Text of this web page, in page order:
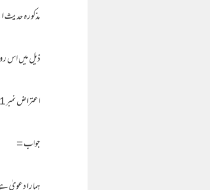
مذکورہ حدیث
ذیل میں اس
اعتراض نمبر 1= اس حدیث میں رکوع سے پہلے اور رکوع کے بعد والے رفع یدین کا ذکر نہیں۔
جواب =